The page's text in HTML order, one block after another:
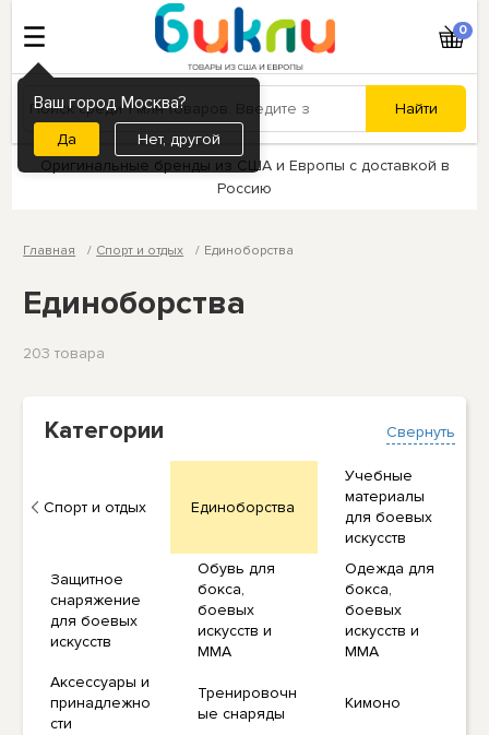
Ваш город Москва?
Нет, другой
0
Оригинальные бренды из США и Европы с доставкой в
Россию
Главная Спорт и отдых Единоборства
Единоборства
203 товарa
Свернуть
Категории
Спорт и отдых Единоборства
Учебные
материалы
для боевых
искусств
Защитное
снаряжение
для боевых
искусств
Обувь для
бокса,
боевых
искусств и
ММА
Одежда для
бокса,
боевых
искусств и
ММА
Аксессуары и
принадлежно
сти
Тренировочн
ые снаряды
Кимоно